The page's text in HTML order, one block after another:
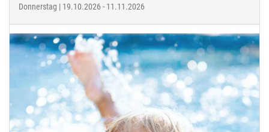
Donnerstag | 19.10.2026 - 11.11.2026